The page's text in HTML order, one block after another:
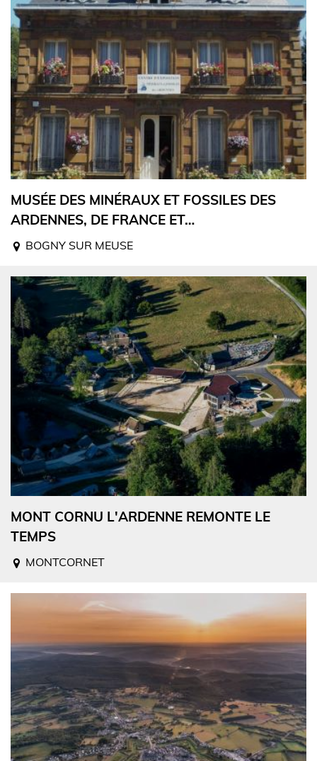
MUSÉE DES MINÉRAUX ET FOSSILES DES
ARDENNES, DE FRANCE ET…
BOGNY SUR MEUSE
MONT CORNU L'ARDENNE REMONTE LE
TEMPS
MONTCORNET